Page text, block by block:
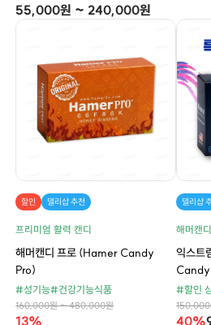
55,000원 ~ 240,000원
할인 델리샵 추천
프리미엄 활력 캔디
해머캔디 프로 (Hamer Candy
Pro)
#성기능#건강기능식품
160,000원 ~ 480,000원
13%
델리샵
해머캔
익스트
#할인
40%